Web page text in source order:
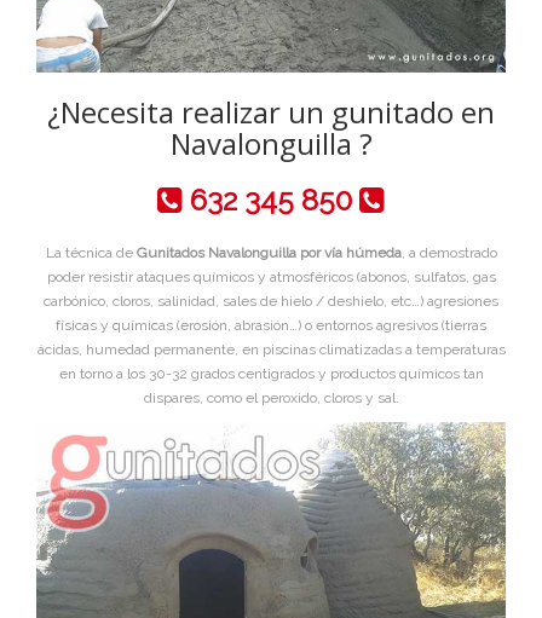
¿Necesita realizar un gunitado en
Navalonguilla ?
632 345 850
La técnica de Gunitados Navalonguilla por vía húmeda, a demostrado
poder resistir ataques químicos y atmosféricos (abonos, sulfatos, gas
carbónico, cloros, salinidad, sales de hielo / deshielo, etc…) agresiones
físicas y químicas (erosión, abrasión…) o entornos agresivos (tierras
ácidas, humedad permanente, en piscinas climatizadas a temperaturas
en torno a los 30-32 grados centigrados y productos químicos tan
dispares, como el peroxido, cloros y sal.